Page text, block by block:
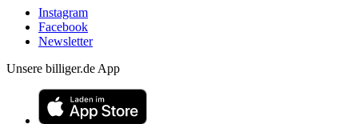
Instagram
Facebook
Newsletter
Unsere billiger.de App